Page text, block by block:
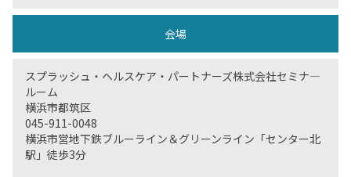
会場
スプラッシュ・ヘルスケア・パートナーズ株式会社セミナ―
ルーム
横浜市都筑区
045-911-0048
横浜市営地下鉄ブルーライン＆グリーンライン「センター北
駅」徒歩3分